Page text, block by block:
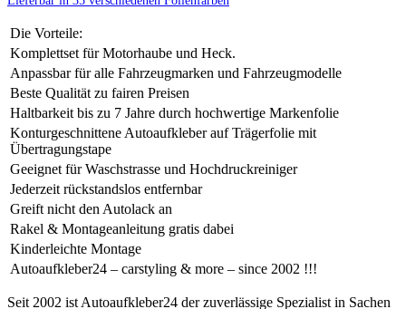
Die Vorteile:
Komplettset für Motorhaube und Heck.
Anpassbar für alle Fahrzeugmarken und Fahrzeugmodelle
Beste Qualität zu fairen Preisen
Haltbarkeit bis zu 7 Jahre durch hochwertige Markenfolie
Konturgeschnittene Autoaufkleber auf Trägerfolie mit
Übertragungstape
Geeignet für Waschstrasse und Hochdruckreiniger
Jederzeit rückstandslos entfernbar
Greift nicht den Autolack an
Rakel & Montageanleitung gratis dabei
Kinderleichte Montage
Autoaufkleber24 – carstyling & more – since 2002 !!!
Seit 2002 ist Autoaufkleber24 der zuverlässige Spezialist in Sachen